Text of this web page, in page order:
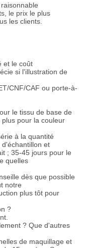
le prix le plus
les clients.
et le coût
si l'illustration de
CNF/CAF ou porte-à-
le tissu de base de
pour la couleur
à la quantité
et
; 35-45 jours pour le
quelles
dès que possible
notre
plus tôt pour
?
? Que d'autres
de maquillage et